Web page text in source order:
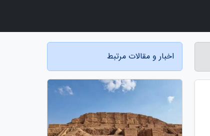
اخبار و مقالات مرتبط